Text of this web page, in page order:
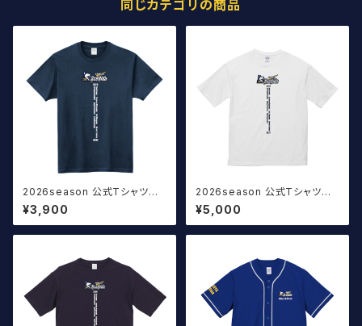
同じカテゴリの商品
2026season 公式Tシャツ T
ype:A ネイビー
¥3,900
2026season 公式Tシャツ T
ype:A 白（オーバーサイズ）
¥5,000